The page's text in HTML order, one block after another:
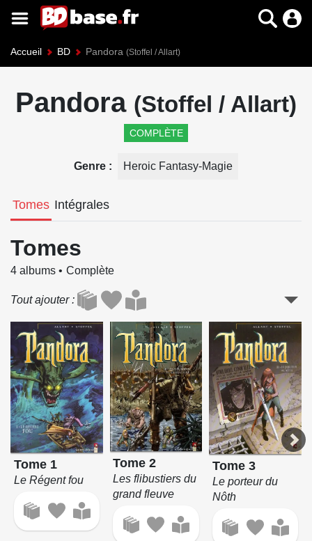
Accueil BD Pandora (Stoffel / Allart)
Pandora (Stoffel / Allart)
COMPLÈTE
Genre Heroic Fantasy-Magie
Tomes Intégrales
Tomes
4 albums Complète
Tout ajouter
Tome 1
Le Régent fou
Tome 2
Les flibustiers du
grand fleuve
Tome 3
Le porteur du
Nôth